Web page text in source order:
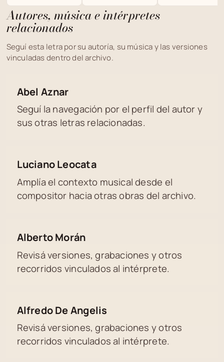
Autores, música e intérpretes
relacionados
Seguí esta letra por su autoría, su música y las versiones
vinculadas dentro del archivo.
Abel Aznar
Seguí la navegación por el perfil del autor y
sus otras letras relacionadas.
Luciano Leocata
Amplía el contexto musical desde el
compositor hacia otras obras del archivo.
Alberto Morán
Revisá versiones, grabaciones y otros
recorridos vinculados al intérprete.
Alfredo De Angelis
Revisá versiones, grabaciones y otros
recorridos vinculados al intérprete.